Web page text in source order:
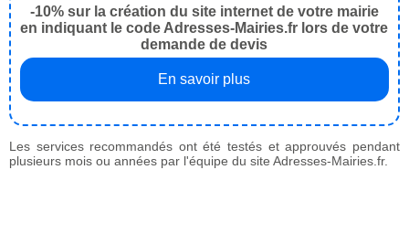
-10% sur la création du site internet de votre mairie
en indiquant le code Adresses-Mairies.fr lors de votre
demande de devis
En savoir plus
Les services recommandés ont été testés et approuvés pendant
plusieurs mois ou années par l'équipe du site Adresses-Mairies.fr.